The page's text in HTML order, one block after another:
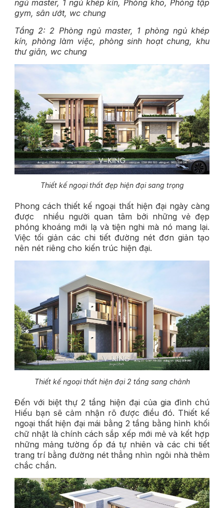
ngủ master, 1 ngủ khép kín, Phòng kho, Phòng tập
gym, sân ướt, wc chung
Tầng 2: 2 Phòng ngủ master, 1 phòng ngủ khép
kín, phòng làm việc, phòng sinh hoạt chung, khu
thư giãn, wc chung
Thiết kế ngoại thất đẹp hiện đại sang trọng
Phong cách thiết kế ngoại thất hiện đại ngày càng
được nhiều người quan tâm bởi những vẻ đẹp
phóng khoáng mới lạ và tiện nghi mà nó mang lại.
Việc tối giản các chi tiết đường nét đơn giản tạo
nên nét riêng cho kiến trúc hiện đại.
Thiết kế ngoại thất hiện đại 2 tầng sang chảnh
Đến với biệt thự 2 tầng hiện đại của gia đình chú
Hiếu bạn sẽ cảm nhận rõ được điều đó. Thiết kế
ngoại thất hiện đại mái bằng 2 tầng bằng hình khối
chữ nhật là chính cách sắp xếp mới mẻ và kết hợp
những mảng tường ốp đá tự nhiên và các chi tiết
trang trí bằng đường nét thẳng nhìn ngôi nhà thêm
chắc chắn.